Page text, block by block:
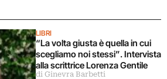
LIBRI
“La volta giusta è quella in cui
scegliamo noi stessi”. Intervista
alla scrittrice Lorenza Gentile
di Ginevra Barbetti